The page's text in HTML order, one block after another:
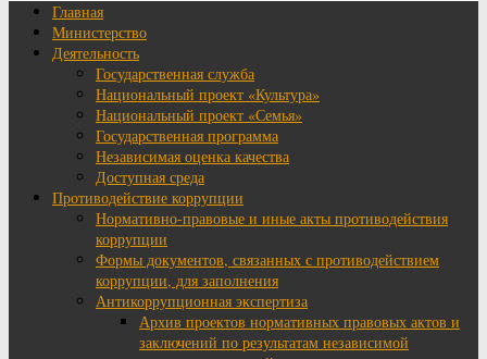
Главная
Министерство
Деятельность
Государственная служба
Национальный проект «Культура»
Национальный проект «Семья»
Государственная программа
Независимая оценка качества
Доступная среда
Противодействие коррупции
Нормативно-правовые и иные акты противодействия
коррупции
Формы документов, связанных с противодействием
коррупции, для заполнения
Антикоррупционная экспертиза
Архив проектов нормативных правовых актов и
заключений по результатам независимой